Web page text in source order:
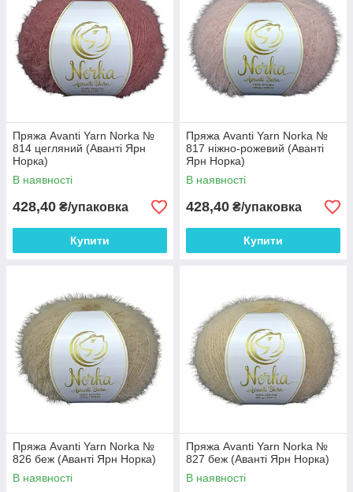
Пряжа Avanti Yarn Norka №
814 цегляний (Аванті Ярн
Норка)
В наявності
428,40 ₴/упаковка
Купити
Пряжа Avanti Yarn Norka №
817 ніжно-рожевий (Аванті
Ярн Норка)
В наявності
428,40 ₴/упаковка
Купити
Пряжа Avanti Yarn Norka №
826 беж (Аванті Ярн Норка)
В наявності
Пряжа Avanti Yarn Norka №
827 беж (Аванті Ярн Норка)
В наявності